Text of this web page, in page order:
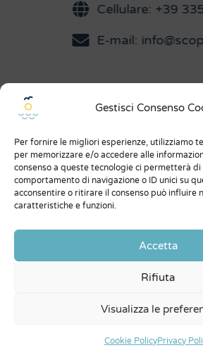
Gestisci Consenso
Per fornire le migliori esperienze, utilizziamo
per memorizzare e/o accedere alle
consenso a queste tecnologie ci permetterà
comportamento di navigazione o ID unici su
acconsentire o ritirare il consenso può influire
caratteristiche e funzioni.
Accetta
Rifiuta
Visualizza le
Cookie PolicyPrivacy
Cellulare: +39 335
E-mail:
Menu
Chi siamo
Dicono di noi
Expo
Condizioni generali
Privacy Policy
creditsCeformed